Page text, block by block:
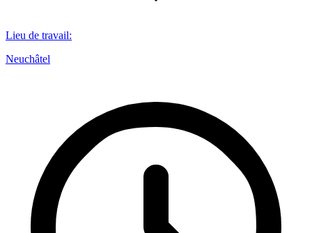
Lieu de travail:
Neuchâtel